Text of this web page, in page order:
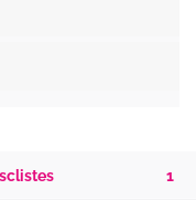
1